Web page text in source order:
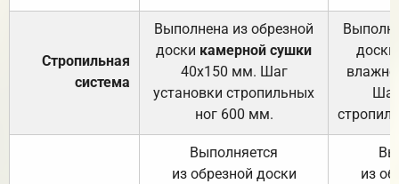
Стропильная
система
Выполнена из обрезной
доски камерной сушки
40х150 мм. Шаг
установки стропильных
ног 600 мм.
доски
Выполняется
из обрезной доски
из